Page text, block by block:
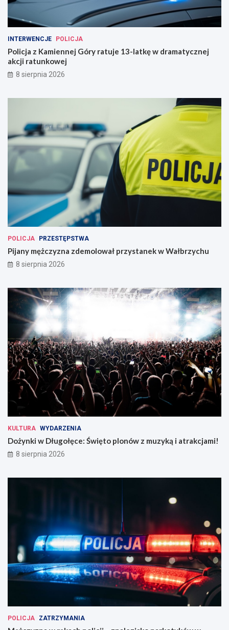
INTERWENCJE POLICJA
Policja z Kamiennej Góry ratuje 13-latkę w dramatycznej
akcji ratunkowej
8 sierpnia 2026
POLICJA PRZESTĘPSTWA
Pijany mężczyzna zdemolował przystanek w Wałbrzychu
8 sierpnia 2026
KULTURA WYDARZENIA
Dożynki w Długołęce: Święto plonów z muzyką i atrakcjami!
8 sierpnia 2026
POLICJA ZATRZYMANIA